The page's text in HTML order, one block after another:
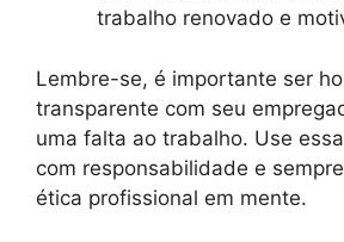
trabalho renovado e
Lembre-se, é importante ser
transparente com seu
uma falta ao trabalho. Use
com responsabilidade e
ética profissional em mente.